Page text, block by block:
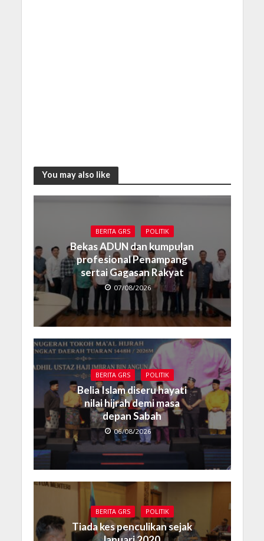
You may also like
BERITA GRS POLITIK
Bekas ADUN dan kumpulan
profesional Penampang
sertai Gagasan Rakyat
07/08/2026
BERITA GRS POLITIK
Belia Islam diseru hayati
nilai hijrah demi masa
depan Sabah
06/08/2026
BERITA GRS POLITIK
Tiada kes penculikan sejak